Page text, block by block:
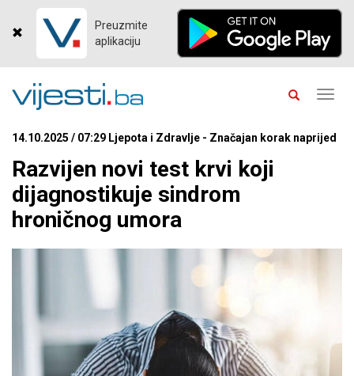
Preuzmite
aplikaciju
14.10.2025 / 07:29 Ljepota i Zdravlje - Značajan korak naprijed
Razvijen novi test krvi koji
dijagnostikuje sindrom
hroničnog umora